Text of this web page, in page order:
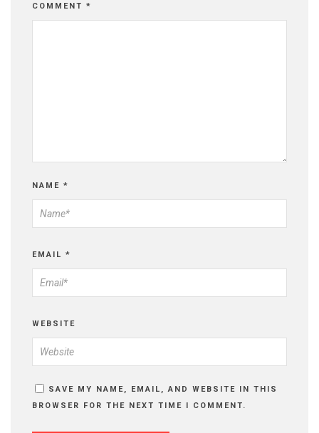
COMMENT *
NAME *
EMAIL *
WEBSITE
SAVE MY NAME, EMAIL, AND WEBSITE IN THIS
BROWSER FOR THE NEXT TIME I COMMENT.